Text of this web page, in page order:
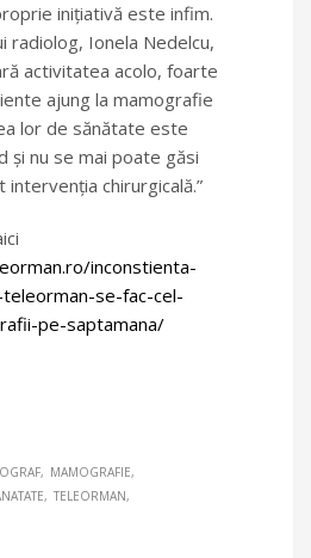
inițiativă este infim.
radiolog, Ionela Nedelcu,
activitatea acolo, foarte
ajung la mamografie
lor de sănătate este
și nu se mai poate găsi
chirurgicală.”
inconstienta-
se-fac-cel-
pe-saptamana/
MAMOGRAFIE
TELEORMAN